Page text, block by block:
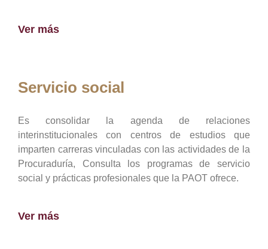
Ver más
Servicio social
Es consolidar la agenda de relaciones
interinstitucionales con centros de estudios que
imparten carreras vinculadas con las actividades de la
Procuraduría, Consulta los programas de servicio
social y prácticas profesionales que la PAOT ofrece.
Ver más